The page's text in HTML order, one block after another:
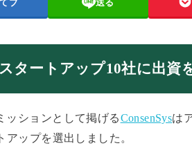
ブ 送る
タートアップ10社に出資
ッションとして掲げるConsenSysは
ップを選出しました。